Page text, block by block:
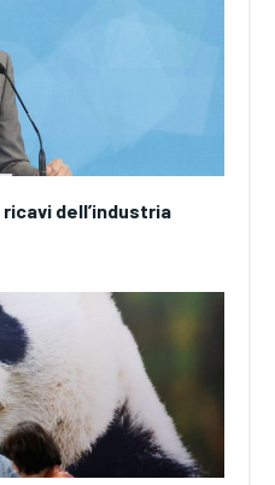
ricavi dell’industria